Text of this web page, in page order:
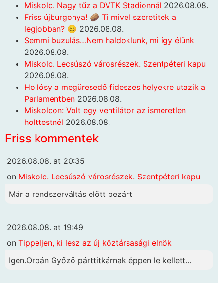
Miskolc. Nagy tűz a DVTK Stadionnál 2026.08.08.
Friss újburgonya! 🥔 Ti mivel szeretitek a
legjobban? 😊 2026.08.08.
Semmi buzulás…Nem haldoklunk, mi így élünk
2026.08.08.
Miskolc. Lecsúszó városrészek. Szentpéteri kapu
2026.08.08.
Hollósy a megüresedő fideszes helyekre utazik a
Parlamentben 2026.08.08.
Miskolcon: Volt egy ventilátor az ismeretlen
holttestnél 2026.08.08.
Friss kommentek
2026.08.08. at 20:35
on Miskolc. Lecsúszó városrészek. Szentpéteri kapu
Már a rendszerváltás elött bezárt
2026.08.08. at 19:49
on Tippeljen, ki lesz az új köztársasági elnök
Igen.Orbán Győzö párttitkárnak éppen le kellett...